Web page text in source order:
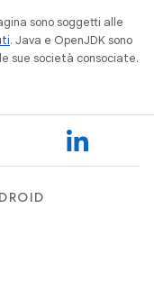
sono soggetti alle
. Java e OpenJDK sono
sue società consociate.